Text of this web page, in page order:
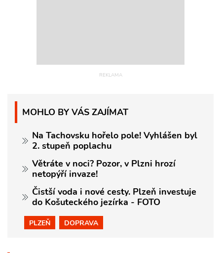
MOHLO BY VÁS ZAJÍMAT
Na Tachovsku hořelo pole! Vyhlášen byl
2. stupeň poplachu
Větráte v noci? Pozor, v Plzni hrozí
netopýří invaze!
Čistší voda i nové cesty. Plzeň investuje
do Košuteckého jezírka - FOTO
PLZEŇ DOPRAVA